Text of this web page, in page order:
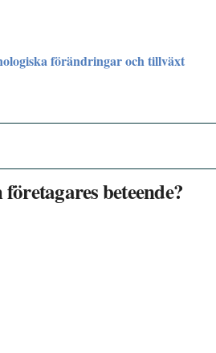
förändringar och tillväxt
beteende?